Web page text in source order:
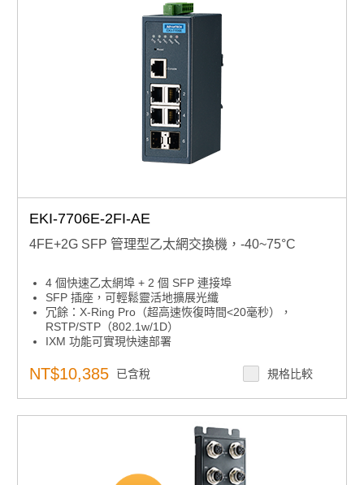
自動 RS-485 數據流控制
支援線對線 4 KV，線對地 8 KV 浪湧保護
EKI-7706E-2FI-AE
4FE+2G SFP 管理型乙太網交換機，-40~75°C
4 個快速乙太網埠 + 2 個 SFP 連接埠
SFP 插座，可輕鬆靈活地擴展光纖
冗餘：X-Ring Pro（超高速恢復時間<20毫秒），
RSTP/STP（802.1w/1D）
IXM 功能可實現快速部署
密），半徑
管理： SNMP v1/v2c/v3， WEB， Telnet， Standard
MIB， private MIB
-40~85°C寬工作溫度範圍
雙 12~48 VDC 電源輸入和 1 個繼電器輸出
NT$10,385 已含稅 規格比較